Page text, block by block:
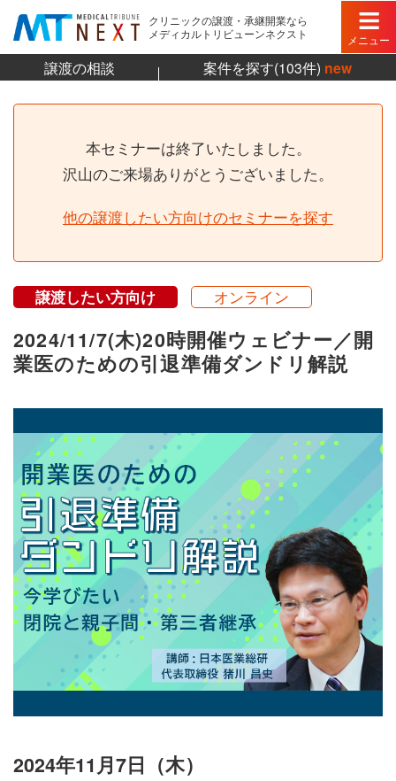
クリニックの譲渡・承継開業なら
メディカルトリビューンネクスト
メニュー
譲渡の相談 案件を探す(103件) new
本セミナーは終了いたしました。
沢山のご来場ありがとうございました。
他の譲渡したい方向けのセミナーを探す
譲渡したい方向け オンライン
2024/11/7(木)20時開催ウェビナー／開
業医のための引退準備ダンドリ解説
2024年11月7日（木）